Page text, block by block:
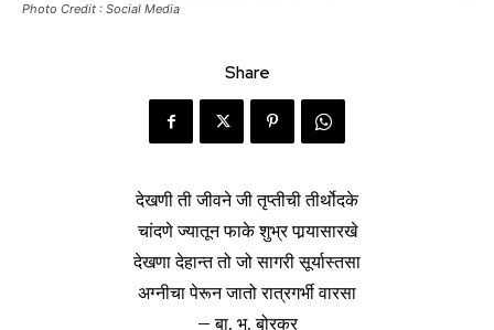
Photo Credit : Social Media
Share
देखणी ती जीवने जी तृप्तीची तीर्थोदके
चांदणे ज्यातून फाके शुभ्र पार्‍यासारखे
देखणा देहान्त तो जो सागरी सूर्यास्तसा
अग्नीचा पेरून जातो रात्रगर्भी वारसा
– बा. भ. बोरकर